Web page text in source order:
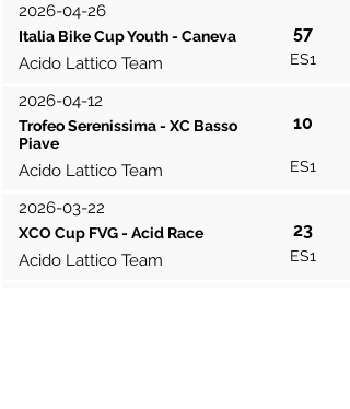
2026-04-26
Italia Bike Cup Youth - Caneva 57
Acido Lattico Team ES1
2026-04-12
Trofeo Serenissima - XC Basso
Piave
10
Acido Lattico Team ES1
2026-03-22
XCO Cup FVG - Acid Race 23
Acido Lattico Team ES1